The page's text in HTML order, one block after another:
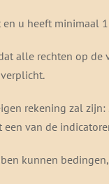
u heeft minimaal
alle rechten op de
rekening zal
van de
kunnen